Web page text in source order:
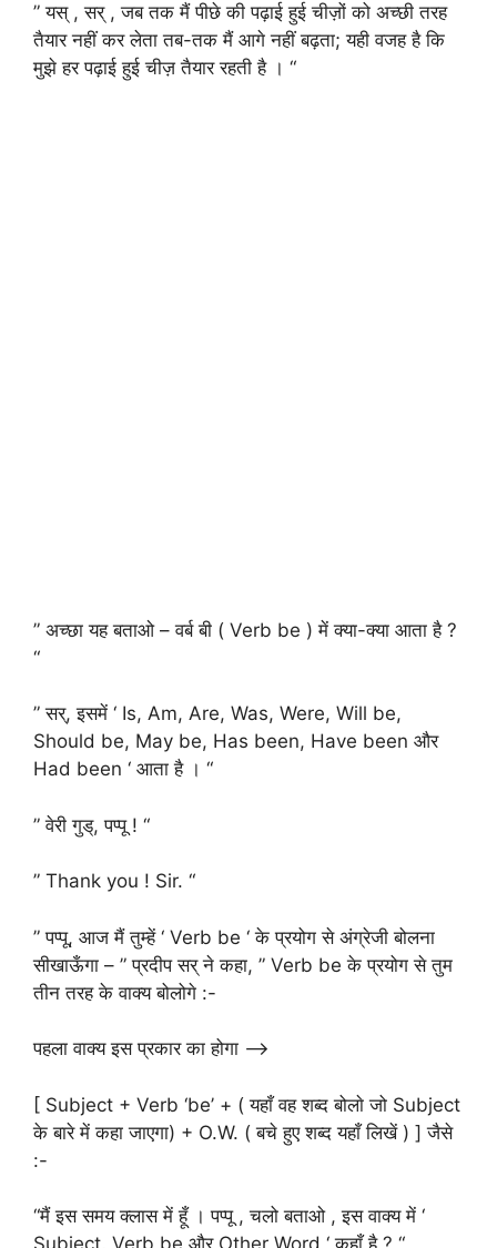
” यस् , सर् , जब तक मैं पीछे की पढ़ाई हुई चीज़ों को अच्छी तरह
तैयार नहीं कर लेता तब-तक मैं आगे नहीं बढ़ता; यही वजह है कि
मुझे हर पढ़ाई हुई चीज़ तैयार रहती है । “
” अच्छा यह बताओ – वर्ब बी ( Verb be ) में क्या-क्या आता है ?
“
” सर्, इसमें ‘ Is, Am, Are, Was, Were, Will be,
Should be, May be, Has been, Have been और
Had been ‘ आता है । “
” वेरी गुड्, पप्पू ! “
” Thank you ! Sir. “
” पप्पू, आज मैं तुम्हें ‘ Verb be ‘ के प्रयोग से अंग्रेजी बोलना
सीखाऊँगा – ” प्रदीप सर् ने कहा, ” Verb be के प्रयोग से तुम
तीन तरह के वाक्य बोलोगे :-
पहला वाक्य इस प्रकार का होगा –>
[ Subject + Verb ‘be’ + ( यहाँ वह शब्द बोलाे जो Subject
के बारे में कहा जाएगा) + O.W. ( बचे हुए शब्द यहाँ लिखें ) ] जैसे
:-
“मैं इस समय क्लास में हूँ । पप्पू , चलो बताओ , इस वाक्य में ‘